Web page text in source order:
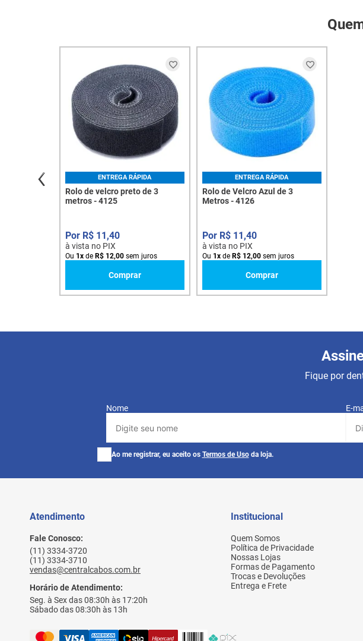
ENTREGA RÁPIDA
Rolo de velcro preto de 3
metros - 4125
R$ 11,40
à vista no PIX
Ou 1x de R$ 12,00 sem juros
Comprar
ENTREGA RÁPIDA
Rolo de Velcro Azul de 3
Metros - 4126
R$ 11,40
à vista no PIX
Ou 1xde R$ 12,00sem juros
Comprar
Fique por
Nome E-
Ao me registrar, eu aceito os Termos de Uso da loja.
Atendimento
Fale Conosco:
(11) 3334-3720
(11) 3334-3710
vendas@centralcabos.com.br
Horário de Atendimento:
Seg. à Sex das 08:30h às 17:20h
Sábado das 08:30h às 13h
Institucional
Quem Somos
Política de Privacidade
Nossas Lojas
Formas de Pagamento
Trocas e Devoluções
Entrega e Frete